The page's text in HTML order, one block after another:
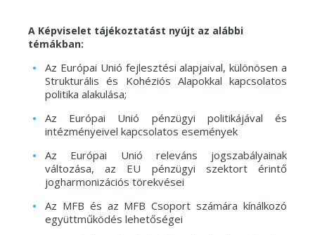
A Képviselet tájékoztatást nyújt az alábbi
témákban:
Az Európai Unió fejlesztési alapjaival, különösen a
Strukturális és Kohéziós Alapokkal kapcsolatos
politika alakulása;
Az Európai Unió pénzügyi politikájával és
intézményeivel kapcsolatos események
Az Európai Unió releváns jogszabályainak
változása, az EU pénzügyi szektort érintő
jogharmonizációs törekvései
Az MFB és az MFB Csoport számára kínálkozó
együttműködés lehetőségei